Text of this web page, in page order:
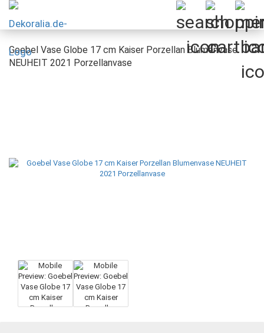
Goebel Vase Globe 17 cm Kaiser Porzellan Blumenvase
NEUHEIT 2021 Porzellanvase